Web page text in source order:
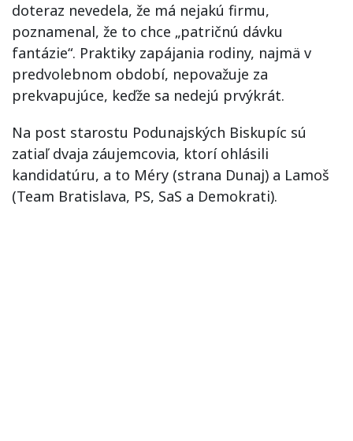
doteraz nevedela, že má nejakú firmu,
poznamenal, že to chce „patričnú dávku
fantázie“. Praktiky zapájania rodiny, najmä v
predvolebnom období, nepovažuje za
prekvapujúce, keďže sa nedejú prvýkrát.
Na post starostu Podunajských Biskupíc sú
zatiaľ dvaja záujemcovia, ktorí ohlásili
kandidatúru, a to Méry (strana Dunaj) a Lamoš
(Team Bratislava, PS, SaS a Demokrati).